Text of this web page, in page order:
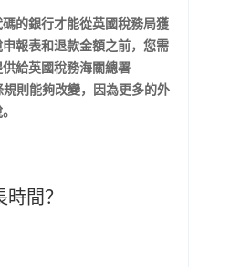
的銀行才能從英國稅務局獲
報表和退款金額之前，您需
給英國稅務海關總署
則能夠改變，因為更多的外
間？